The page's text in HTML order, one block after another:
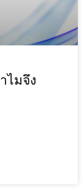
ไมจึง